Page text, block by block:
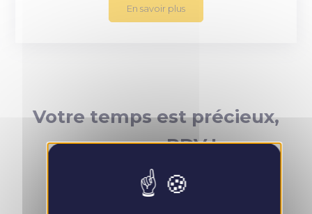
En savoir plus
Votre temps est précieux,
prenez RDV !